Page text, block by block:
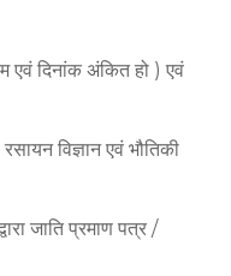
एवं दिनांक अंकित हो ) एवं
विज्ञान एवं भौतिकी
जाति प्रमाण पत्र /